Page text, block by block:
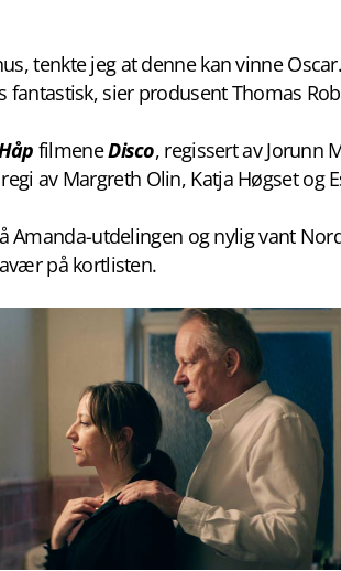
tenkte jeg at denne kan vinne
sier produsent Thomas
filmeneDisco, regissert av Jorunn
av Margreth Olin, Katja Høgset og
Amanda-utdelingen og nylig vant
på kortlisten.